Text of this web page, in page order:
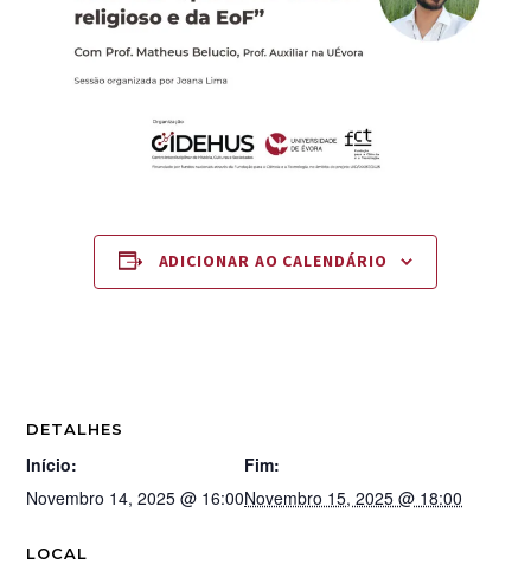
ADICIONAR AO CALENDÁRIO
DETALHES
Início:
Novembro 14, 2025 @ 16:00
Fim:
Novembro 15, 2025 @ 18:00
LOCAL